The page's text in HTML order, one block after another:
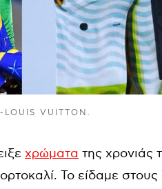
VUITTON.
χρώματα της χρονιάς
Το είδαμε